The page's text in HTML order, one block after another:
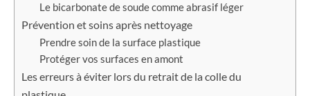
Le bicarbonate de soude comme abrasif léger
Prévention et soins après nettoyage
Prendre soin de la surface plastique
Protéger vos surfaces en amont
Les erreurs à éviter lors du retrait de la colle du